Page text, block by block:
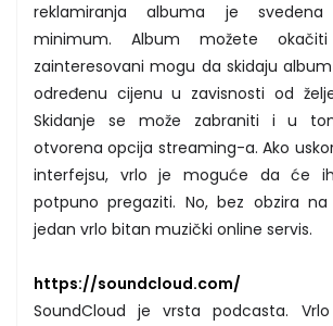
reklamiranja albuma je
minimum. Album možete
zainteresovani mogu da skidaju
određenu cijenu u zavisnosti od
Skidanje se može zabraniti i u
otvorena opcija streaming-a. Ako
interfejsu, vrlo je moguće da će
potpuno pregaziti. No, bez obzira
jedan vrlo bitan muzički online servis.
https://soundcloud.com/
SoundCloud je vrsta podcasta.